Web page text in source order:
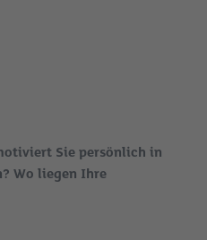
Sie persönlich in
Wo liegen Ihre